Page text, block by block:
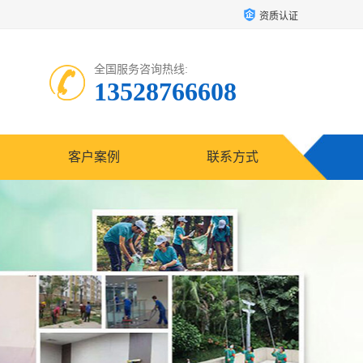
资质认证
全国服务咨询热线:
13528766608
客户案例 联系方式